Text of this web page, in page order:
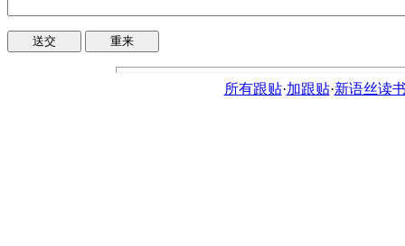
所有跟贴·加跟贴·新语丝读